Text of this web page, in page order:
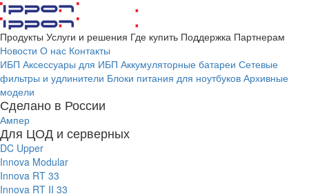
Продукты Услуги и решения Где купить Поддержка Партнерам
Новости О нас Контакты
ИБП Аксессуары для ИБП Аккумуляторные батареи Сетевые
фильтры и удлинители Блоки питания для ноутбуков Архивные
модели
Сделано в России
Ампер
Для ЦОД и серверных
DC Upper
Innova Modular
Innova RT 33
Innova RT II 33